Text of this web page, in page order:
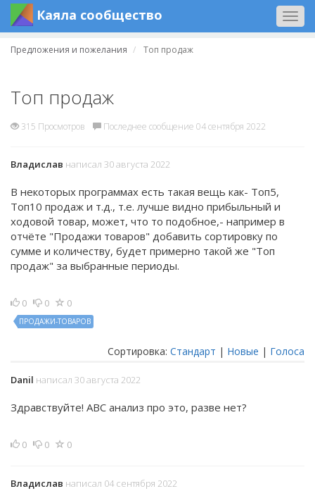
Каяла сообщество
Предложения и пожелания Топ продаж
Топ продаж
315 Просмотров Последнее сообщение 04 сентября 2022
Владислав написал 30 августа 2022
В некоторых программах есть такая вещь как- Топ5,
Топ10 продаж и т.д., т.е. лучше видно прибыльный и
ходовой товар, может, что то подобное,- например в
отчёте "Продажи товаров" добавить сортировку по
сумме и количеству, будет примерно такой же "Топ
продаж" за выбранные периоды.
0 0 0
ПРОДАЖИ-ТОВАРОВ
Сортировка: Стандарт | Новые | Голоса
Danil написал 30 августа 2022
Здравствуйте! ABC анализ про это, разве нет?
0 0 0
Владислав написал 04 сентября 2022